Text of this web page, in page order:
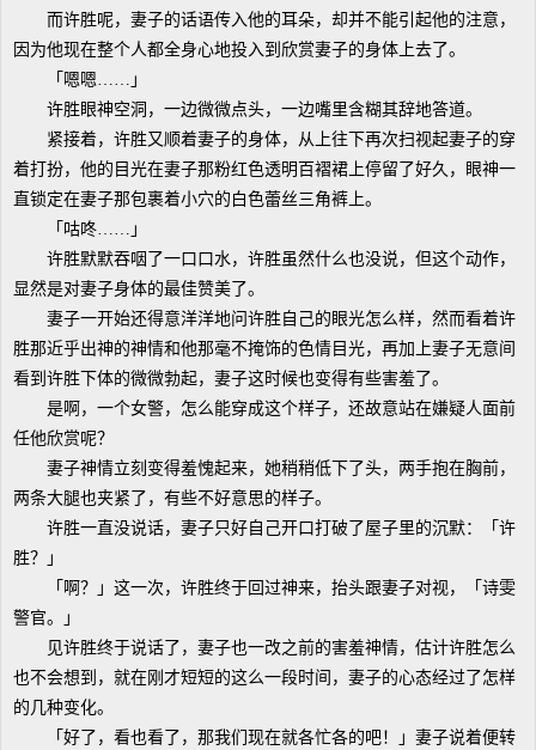
而许胜呢，妻子的话语传入他的耳朵，却并不能引起他的注意，
因为他现在整个人都全身心地投入到欣赏妻子的身体上去了。
「嗯嗯……」
许胜眼神空洞，一边微微点头，一边嘴里含糊其辞地答道。
紧接着，许胜又顺着妻子的身体，从上往下再次扫视起妻子的穿
着打扮，他的目光在妻子那粉红色透明百褶裙上停留了好久，眼神一
直锁定在妻子那包裹着小穴的白色蕾丝三角裤上。
「咕咚……」
许胜默默吞咽了一口口水，许胜虽然什么也没说，但这个动作，
显然是对妻子身体的最佳赞美了。
妻子一开始还得意洋洋地问许胜自己的眼光怎么样，然而看着许
胜那近乎出神的神情和他那毫不掩饰的色情目光，再加上妻子无意间
看到许胜下体的微微勃起，妻子这时候也变得有些害羞了。
是啊，一个女警，怎么能穿成这个样子，还故意站在嫌疑人面前
任他欣赏呢？
妻子神情立刻变得羞愧起来，她稍稍低下了头，两手抱在胸前，
两条大腿也夹紧了，有些不好意思的样子。
许胜一直没说话，妻子只好自己开口打破了屋子里的沉默：「许
胜？」
「啊？」这一次，许胜终于回过神来，抬头跟妻子对视，「诗雯
警官。」
见许胜终于说话了，妻子也一改之前的害羞神情，估计许胜怎么
也不会想到，就在刚才短短的这么一段时间，妻子的心态经过了怎样
的几种变化。
「好了，看也看了，那我们现在就各忙各的吧！」妻子说着便转